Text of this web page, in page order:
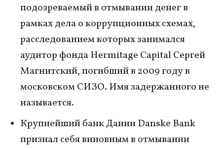
подозреваемый в отмывании денег в
рамках дела о коррупционных схемах,
расследованием которых занимался
аудитор фонда Hermitage Capital Сергей
Магнитский, погибший в 2009 году в
московском СИЗО. Имя задержанного не
называется.
Крупнейший банк Дании Danske Bank
признал себя виновным в отмывании